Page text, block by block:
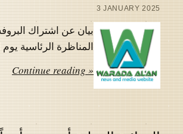
3 JANUARY 2025
بيان عن اشتراك
المناظرة الرئاسية يوم الاثنين
Continue reading »